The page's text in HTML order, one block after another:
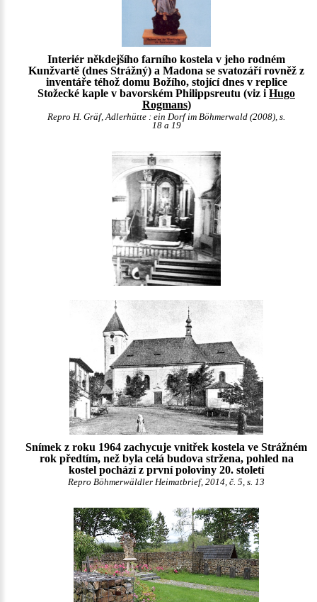
Interiér někdejšího farního kostela v jeho rodném
Kunžvartě (dnes Strážný) a Madona se svatozáří rovněž z
inventáře téhož domu Božího, stojící dnes v replice
Stožecké kaple v bavorském Philippsreutu (viz i Hugo
Rogmans)
Repro H. Gräf, Adlerhütte : ein Dorf im Böhmerwald (2008), s.
18 a 19
Snímek z roku 1964 zachycuje vnitřek kostela ve Strážném
rok předtím, než byla celá budova stržena, pohled na
kostel pochází z první poloviny 20. století
Repro Böhmerwäldler Heimatbrief, 2014, č. 5, s. 13